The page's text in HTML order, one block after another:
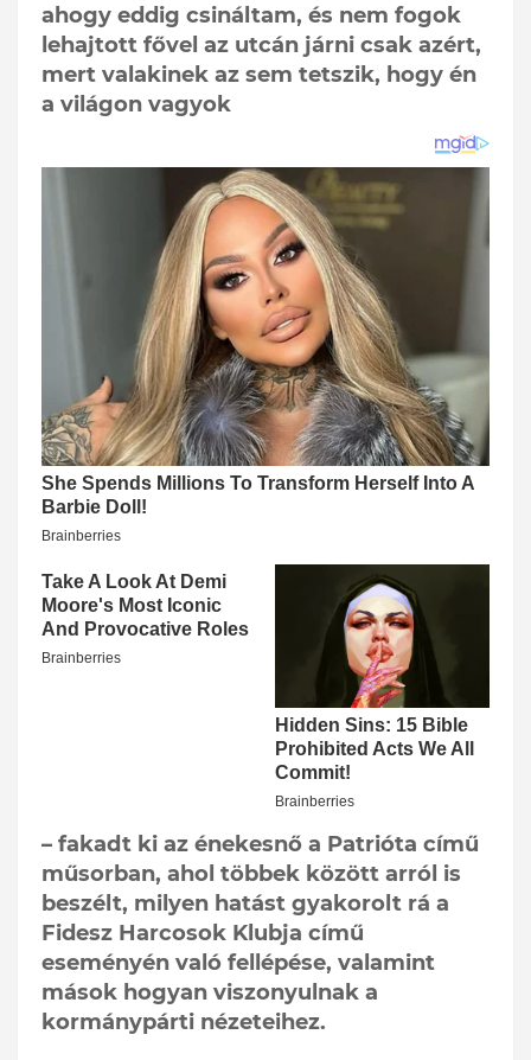
ahogy eddig csináltam, és nem fogok
lehajtott fővel az utcán járni csak azért,
mert valakinek az sem tetszik, hogy én
a világon vagyok
– fakadt ki az énekesnő a Patrióta című
műsorban, ahol többek között arról is
beszélt, milyen hatást gyakorolt rá a
Fidesz Harcosok Klubja című
eseményén való fellépése, valamint
mások hogyan viszonyulnak a
kormánypárti nézeteihez.